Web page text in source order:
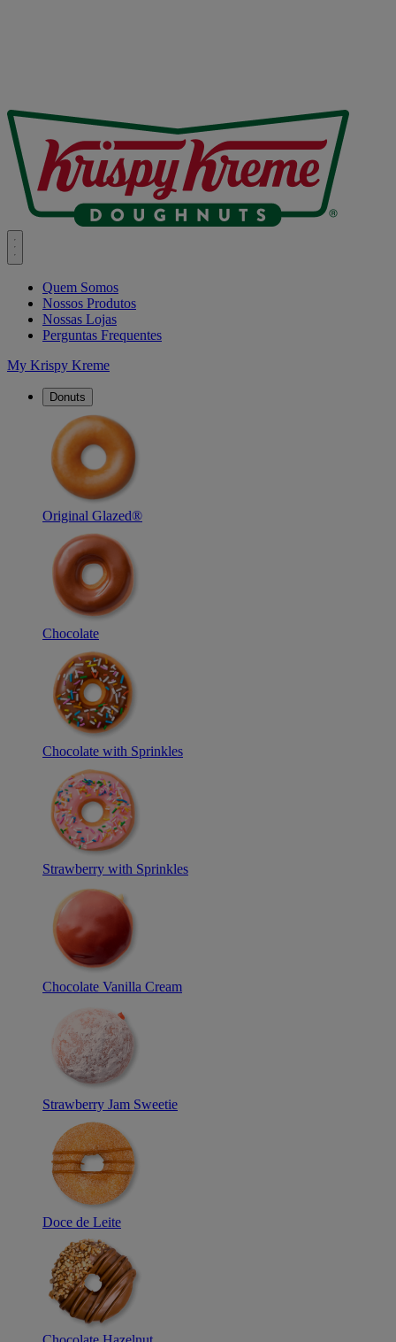
Quem Somos
Nossos Produtos
Nossas Lojas
Perguntas Frequentes
My Krispy Kreme
Donuts
Original Glazed®
Chocolate
Chocolate with Sprinkles
Strawberry with Sprinkles
Chocolate Vanilla Cream
Strawberry Jam Sweetie
Doce de Leite